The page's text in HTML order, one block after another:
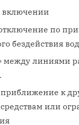
по
бездействия
между линиями
к
или